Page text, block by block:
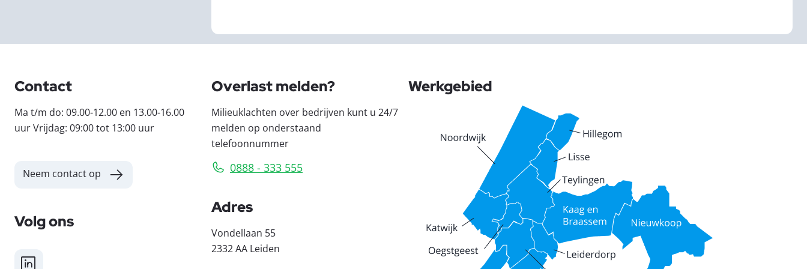
Contact
Ma t/m do: 09.00-12.00 en 13.00-16.00
uur Vrijdag: 09:00 tot 13:00 uur
Neem contact op
Volg ons
LinkedIn
Overlast melden?
Milieuklachten over bedrijven kunt u 24/7
melden op onderstaand
telefoonnummer
0888 - 333 555
Adres
Vondellaan 55
2332 AA Leiden
Werkgebied